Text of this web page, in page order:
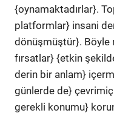
{oynamaktadırlar}.
platformlar} insani
dönüşmüştür}. Böyle
fırsatlar} {etkin
derin bir anlam}
günlerde de}
gerekli konumu}